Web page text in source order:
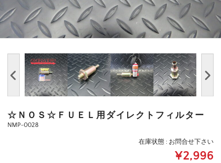
☆ＮＯＳ☆ＦＵＥＬ用ダイレクトフィルター
NMP-0028
在庫状態 : お問合せ下さい
¥2,996